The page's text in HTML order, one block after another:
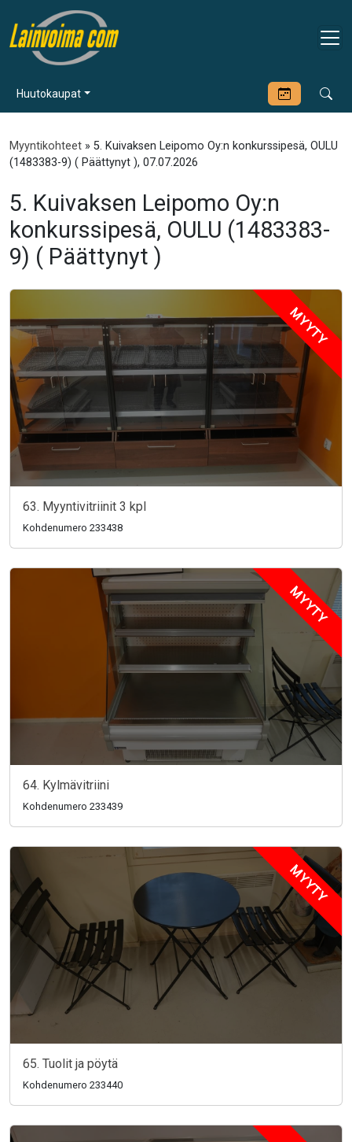
Huutokaupat
Myyntikohteet » 5. Kuivaksen Leipomo Oy:n konkurssipesä, OULU
(1483383-9) ( Päättynyt ), 07.07.2026
5. Kuivaksen Leipomo Oy:n
konkurssipesä, OULU (1483383-
9) ( Päättynyt )
MYYTY
63. Myyntivitriinit 3 kpl
Kohdenumero 233438
MYYTY
64. Kylmävitriini
Kohdenumero 233439
MYYTY
65. Tuolit ja pöytä
Kohdenumero 233440